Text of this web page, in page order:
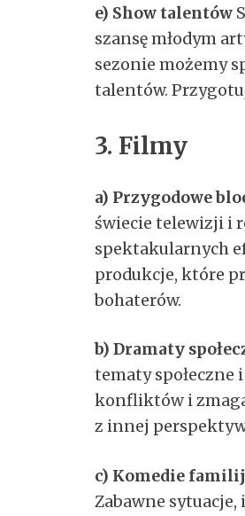
e) Show talentów
szansę młodym
sezonie możemy
talentów.
3. Filmy
a) Przygodowe
świecie telewizji i
spektakularnych
produkcje, które
bohaterów.
b) Dramaty
tematy społeczne
konfliktów i
z innej
c) Komedie
Zabawne